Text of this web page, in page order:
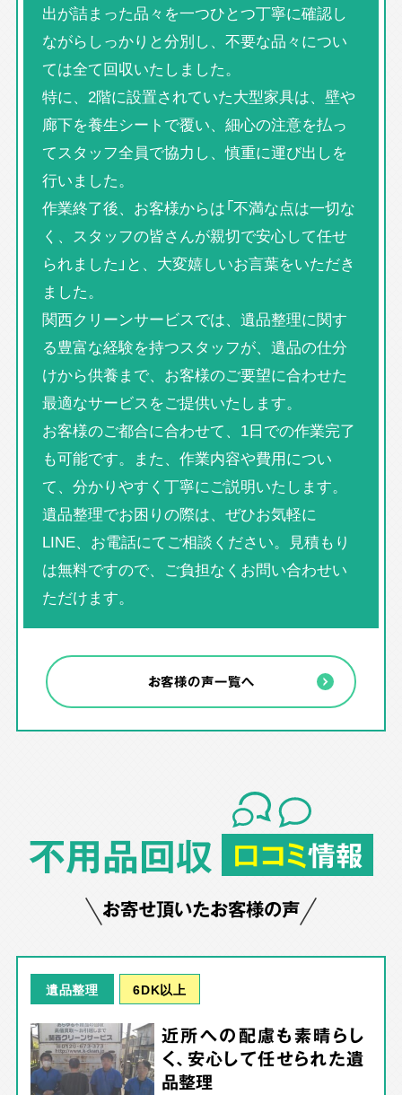
出が詰まった品々を一つひとつ丁寧に確認し
ながらしっかりと分別し、不要な品々につい
ては全て回収いたしました。
特に、2階に設置されていた大型家具は、壁や
廊下を養生シートで覆い、細心の注意を払っ
てスタッフ全員で協力し、慎重に運び出しを
行いました。
作業終了後、お客様からは「不満な点は一切な
く、スタッフの皆さんが親切で安心して任せ
られました」と、大変嬉しいお言葉をいただき
ました。
関西クリーンサービスでは、遺品整理に関す
る豊富な経験を持つスタッフが、遺品の仕分
けから供養まで、お客様のご要望に合わせた
最適なサービスをご提供いたします。
お客様のご都合に合わせて、1日での作業完了
も可能です。また、作業内容や費用につい
て、分かりやすく丁寧にご説明いたします。
遺品整理でお困りの際は、ぜひお気軽に
LINE、お電話にてご相談ください。見積もり
は無料ですので、ご負担なくお問い合わせい
ただけます。
お客様の声一覧へ
不用品回収 口コミ情報
お寄せ頂いたお客様の声
遺品整理 6DK以上
近所への配慮も素晴らし
く、安心して任せられた遺
品整理